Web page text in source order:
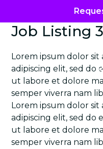
content
Job Listing 3
Lorem ipsum dolor
adipiscing elit, sed
ut labore et dolore
semper viverra nam
Lorem ipsum dolor
adipiscing elit, sed
ut labore et dolore
semper viverra nam